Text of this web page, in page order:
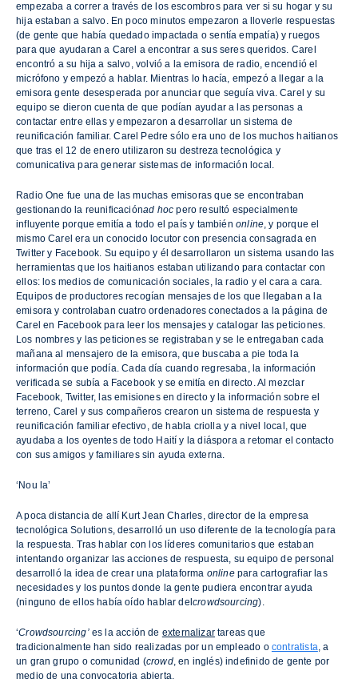
empezaba a correr a través de los escombros para ver si su hogar y su
hija estaban a salvo. En poco minutos empezaron a lloverle respuestas
(de gente que había quedado impactada o sentía empatía) y ruegos
para que ayudaran a Carel a encontrar a sus seres queridos. Carel
encontró a su hija a salvo, volvió a la emisora de radio, encendió el
micrófono y empezó a hablar. Mientras lo hacía, empezó a llegar a la
emisora gente desesperada por anunciar que seguía viva. Carel y su
equipo se dieron cuenta de que podían ayudar a las personas a
contactar entre ellas y empezaron a desarrollar un sistema de
reunificación familiar. Carel Pedre sólo era uno de los muchos haitianos
que tras el 12 de enero utilizaron su destreza tecnológica y
comunicativa para generar sistemas de información local.
Radio One fue una de las muchas emisoras que se encontraban
gestionando la reunificaciónad hoc pero resultó especialmente
influyente porque emitía a todo el país y también online, y porque el
mismo Carel era un conocido locutor con presencia consagrada en
Twitter y Facebook. Su equipo y él desarrollaron un sistema usando las
herramientas que los haitianos estaban utilizando para contactar con
ellos: los medios de comunicación sociales, la radio y el cara a cara.
Equipos de productores recogían mensajes de los que llegaban a la
emisora y controlaban cuatro ordenadores conectados a la página de
Carel en Facebook para leer los mensajes y catalogar las peticiones.
Los nombres y las peticiones se registraban y se le entregaban cada
mañana al mensajero de la emisora, que buscaba a pie toda la
información que podía. Cada día cuando regresaba, la información
verificada se subía a Facebook y se emitía en directo. Al mezclar
Facebook, Twitter, las emisiones en directo y la información sobre el
terreno, Carel y sus compañeros crearon un sistema de respuesta y
reunificación familiar efectivo, de habla criolla y a nivel local, que
ayudaba a los oyentes de todo Haití y la diáspora a retomar el contacto
con sus amigos y familiares sin ayuda externa.
‘Nou la’
A poca distancia de allí Kurt Jean Charles, director de la empresa
tecnológica Solutions, desarrolló un uso diferente de la tecnología para
la respuesta. Tras hablar con los líderes comunitarios que estaban
intentando organizar las acciones de respuesta, su equipo de personal
desarrolló la idea de crear una plataforma onlinepara cartografiar las
necesidades y los puntos donde la gente pudiera encontrar ayuda
(ninguno de ellos había oído hablar delcrowdsourcing).
‘Crowdsourcing’es la acción de externalizartareas que
tradicionalmente han sido realizadas por un empleado o contratista, a
un gran grupo o comunidad (crowd, en inglés) indefinido de gente por
medio de una convocatoria abierta.